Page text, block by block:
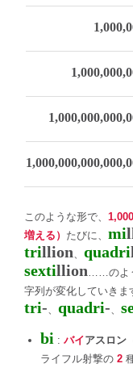
このような形で、
増える） たびに、 mi
trillion quadri
sextillion ……のよ
字列が変化していきま
tri- quadri-
bi : バイアスロン
ライフル射撃の 2